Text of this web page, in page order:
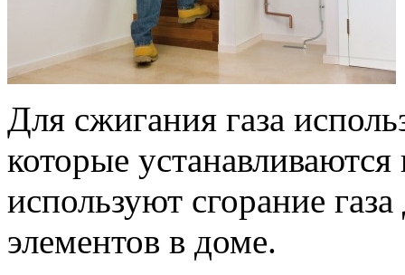
Для сжигания газа
которые
используют сгорание
элементов в доме.